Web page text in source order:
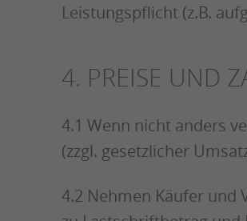
Leistungspflicht (z.B.
4. PREISE UND
4.1 Wenn nicht anders
(zzgl. gesetzlicher
4.2 Nehmen Käufer und